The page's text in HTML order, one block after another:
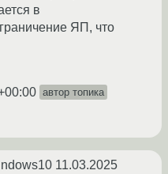
в
ЯП, что
автор топика
11.03.2025